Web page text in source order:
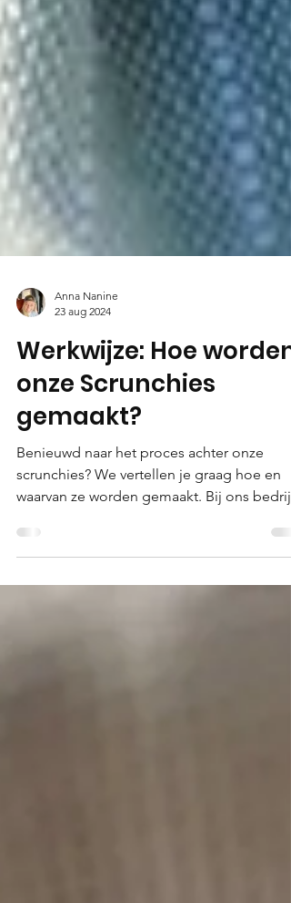
23 aug 2024
Werkwijze: Hoe worden
onze Scrunchies
gemaakt?
Benieuwd naar het proces achter onze
waarvan ze worden gemaakt. Bij ons bedrijf
staan groene en...